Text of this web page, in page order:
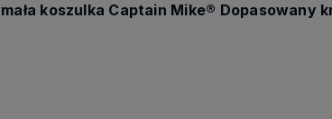
koszulka Captain Mike® Dopasowany